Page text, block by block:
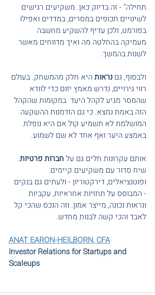
תחילה" - זה בדיוק כאן. משקיעים רגישים
לשינויים תכופים במסרים, במדדים ואפילו
בפורמט, ולכן עדיף להשקיע מחשבה
מעמיקה בהחלטה מה ואיך מדווחים מאשר
לשנות בהמשך.
ולבסוף, גם נראות היא חלק מהמשחק. בעולם
רווי גירויים, נדרש מאמץ יזום כדי לוודא
שהמסר מגיע לקהל היעד  במקומות שהקהל
הזה באמת נמצא. כי גם הזדמנות ההשקעה
המושלמת לא תשמיע קול אם היא נופלת
באמצע היער ואף אחד לא שם לשמוע.
אותם עקרונות חלים גם על חברות פרטיות.
שיח סדור עם משקיעים קיימים
ופוטנציאלים, דירקטוריון - ולעתים גם בנקים
- המבוסס על תחזיות אחראיות, עקביות
ונראות נכונה, מייצר אמון. וזה הנכס שהכי קל
לאבד והכי קשה לבנות מחדש.
ANAT EARON-HEILBORN, CFA
Investor Relations for Startups and
Scaleups